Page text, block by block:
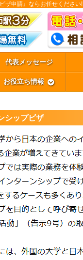
ザ申請』ならお任せください!
代表メッセージ
お役立ち情報
シップビザ